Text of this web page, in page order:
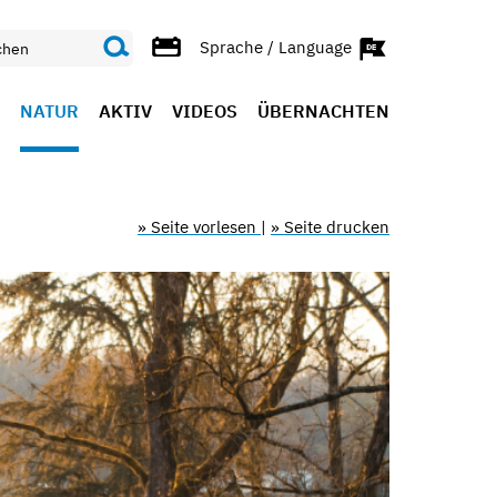
Sprache / Language
NATUR AKTIV VIDEOS ÜBERNACHTEN
» Seite vorlesen | » Seite drucken